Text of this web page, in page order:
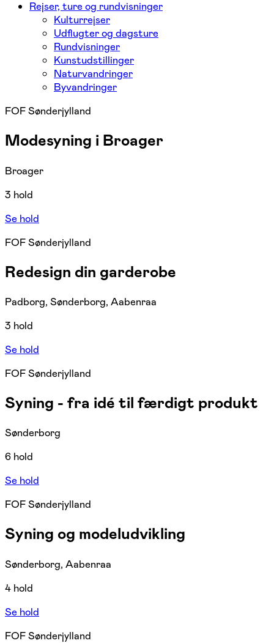
Rejser, ture og rundvisninger
Kulturrejser
Udflugter og dagsture
Rundvisninger
Kunstudstillinger
Naturvandringer
Byvandringer
FOF Sønderjylland
Modesyning i Broager
Broager
3 hold
Se hold
FOF Sønderjylland
Redesign din garderobe
Padborg, Sønderborg, Aabenraa
3 hold
Se hold
FOF Sønderjylland
Syning - fra idé til færdigt produkt
Sønderborg
6 hold
Se hold
FOF Sønderjylland
Syning og modeludvikling
Sønderborg, Aabenraa
4 hold
Se hold
FOF Sønderjylland